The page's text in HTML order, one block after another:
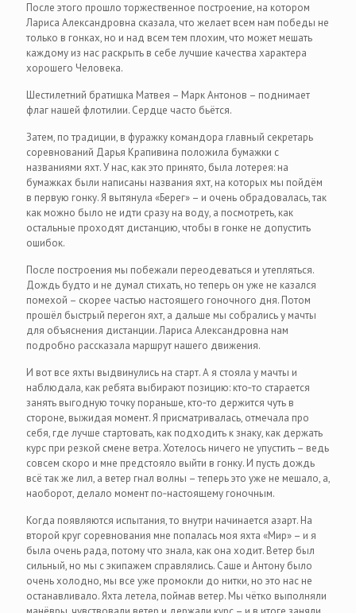
После этого прошло торжественное построение, на котором
Лариса Александровна сказала, что желает всем нам победы не
только в гонках, но и над всем тем плохим, что может мешать
каждому из нас раскрыть в себе лучшие качества характера
хорошего Человека.
Шестилетний братишка Матвея – Марк Антонов – поднимает
флаг нашей флотилии. Сердце часто бьётся.
Затем, по традиции, в фуражку командора главный секретарь
соревнований Дарья Крапивина положила бумажки с
названиями яхт. У нас, как это принято, была лотерея: на
бумажках были написаны названия яхт, на которых мы пойдём
в первую гонку. Я вытянула «Берег» – и очень обрадовалась, так
как можно было не идти сразу на воду, а посмотреть, как
остальные проходят дистанцию, чтобы в гонке не допустить
ошибок.
После построения мы побежали переодеваться и утепляться.
Дождь будто и не думал стихать, но теперь он уже не казался
помехой – скорее частью настоящего гоночного дня. Потом
прошёл быстрый перегон яхт, а дальше мы собрались у мачты
для объяснения дистанции. Лариса Александровна нам
подробно рассказала маршрут нашего движения.
И вот все яхты выдвинулись на старт. А я стояла у мачты и
наблюдала, как ребята выбирают позицию: кто‑то старается
занять выгодную точку пораньше, кто‑то держится чуть в
стороне, выжидая момент. Я присматривалась, отмечала про
себя, где лучше стартовать, как подходить к знаку, как держать
курс при резкой смене ветра. Хотелось ничего не упустить – ведь
совсем скоро и мне предстояло выйти в гонку. И пусть дождь
всё так же лил, а ветер гнал волны – теперь это уже не мешало, а,
наоборот, делало момент по‑настоящему гоночным.
Когда появляются испытания, то внутри начинается азарт. На
второй круг соревнования мне попалась моя яхта «Мир» – и я
была очень рада, потому что знала, как она ходит. Ветер был
сильный, но мы с экипажем справлялись. Саше и Антону было
очень холодно, мы все уже промокли до нитки, но это нас не
останавливало. Яхта летела, поймав ветер. Мы чётко выполняли